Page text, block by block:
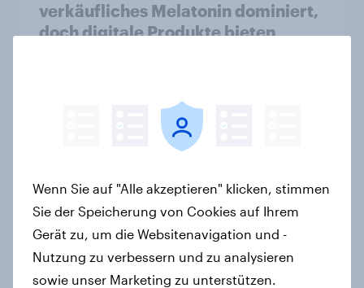
verkäufliches Melatonin dominiert,
doch digitale Produkte bieten
Neue Studie zur Web-Suche in
wichtiger ergänzender Suchkanal,
doch Suchmaschinen bleiben
führend
Artikel
Wenn Sie auf "Alle akzeptieren" klicken, stimmen
Sie der Speicherung von Cookies auf Ihrem
Gerät zu, um die Websitenavigation und -
Nutzung zu verbessern und zu analysieren
sowie unser Marketing zu unterstützen.